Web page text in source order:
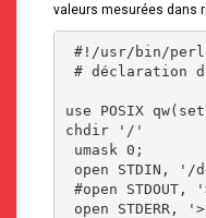
valeurs mesurées dans
#!/usr/bin/perl
# déclaration
use POSIX
chdir '/'
umask 0;
open STDIN,
#open
open